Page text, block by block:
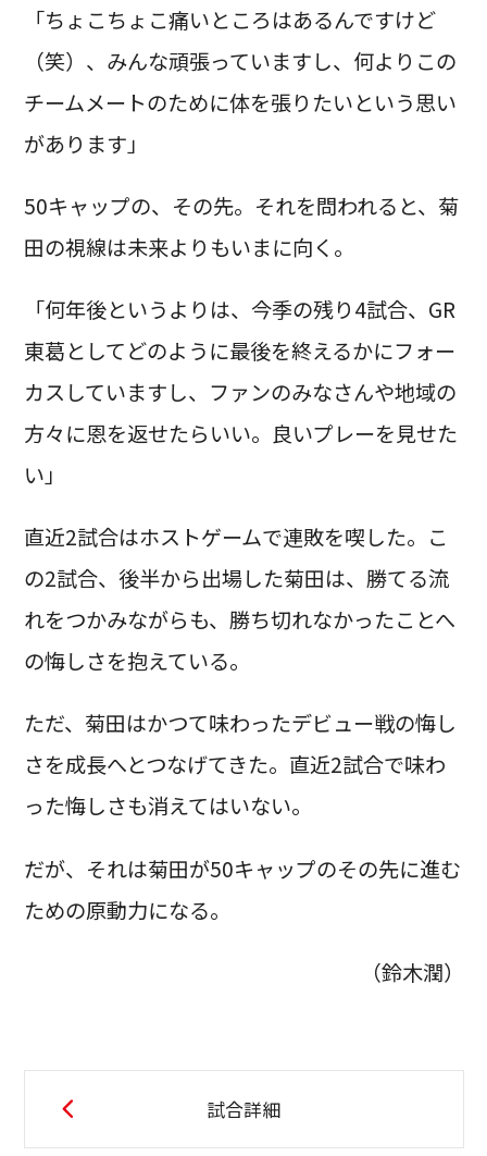
「ちょこちょこ痛いところはあるんですけど
（笑）、みんな頑張っていますし、何よりこの
チームメートのために体を張りたいという思い
があります」
50キャップの、その先。それを問われると、菊
田の視線は未来よりもいまに向く。
「何年後というよりは、今季の残り4試合、GR
東葛としてどのように最後を終えるかにフォー
カスしていますし、ファンのみなさんや地域の
方々に恩を返せたらいい。良いプレーを見せた
い」
直近2試合はホストゲームで連敗を喫した。こ
の2試合、後半から出場した菊田は、勝てる流
れをつかみながらも、勝ち切れなかったことへ
の悔しさを抱えている。
ただ、菊田はかつて味わったデビュー戦の悔し
さを成長へとつなげてきた。直近2試合で味わ
った悔しさも消えてはいない。
だが、それは菊田が50キャップのその先に進む
ための原動力になる。
（鈴木潤）
試合詳細